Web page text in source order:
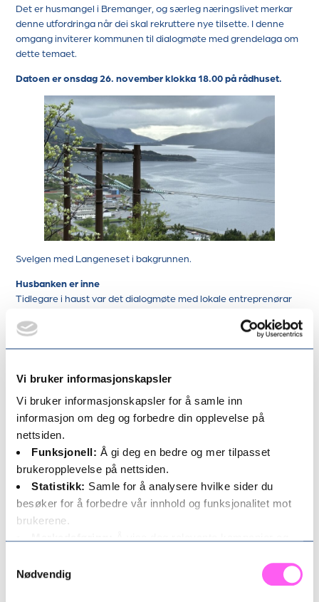
Vi bruker informasjonskapsler
Vi bruker informasjonskapsler for å samle inn
informasjon om deg og forbedre din opplevelse på
nettsiden.
Funksjonell: Å gi deg en bedre og mer tilpasset
brukeropplevelse på nettsiden.
Statistikk: Samle for å analysere hvilke sider du
besøker for å forbedre vår innhold og funksjonalitet mot
brukerene.
nettsted.
Nødvendig
Det er husmangel i Bremanger, og særleg næringslivet merkar
denne utfordringa når dei skal rekruttere nye tilsette. I denne
omgang inviterer kommunen til dialogmøte med grendelaga om
dette temaet.
Datoen er onsdag 26. november klokka 18.00 på rådhuset.
Svelgen med Langeneset i bakgrunnen.
Husbanken er inne
Tidlegare i haust var det dialogmøte med lokale entreprenørar
vidare og inviterer grendelaga til dialog om det same.
Ordføraren blir med på møtet, i tillegg kommunedirektør Tom
tilflyttarkontoret, Dag H. Nestegard.
Det førebelse programmet for kvelden ser slik ut:
Hei og velkommen.
Utviklingstrekk og rekrutteringspakken.
Tilflyttarkontoret, info og status.
Behovet for hus og kommunen si rolle.
Grendelag og samarbeid.
Spørsmål og svar.
Eventuelt.
Del innlegget